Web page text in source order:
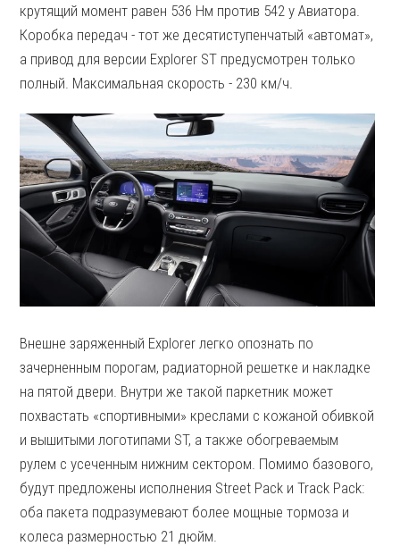
крутящий момент равен 536 Нм против 542 у Авиатора.
Коробка передач - тот же десятиступенчатый «автомат»,
а привод для версии Explorer ST предусмотрен только
полный. Максимальная скорость - 230 км/ч.
Внешне заряженный Explorer легко опознать по
зачерненным порогам, радиаторной решетке и накладке
на пятой двери. Внутри же такой паркетник может
похвастать «спортивными» креслами с кожаной обивкой
и вышитыми логотипами ST, а также обогреваемым
рулем с усеченным нижним сектором. Помимо базового,
будут предложены исполнения Street Pack и Track Pack:
оба пакета подразумевают более мощные тормоза и
колеса размерностью 21 дюйм.